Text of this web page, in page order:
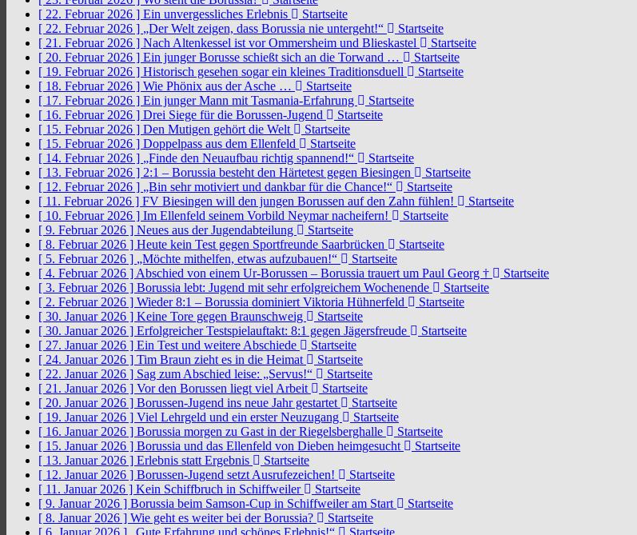
[ 22. Februar 2026 ] Ein unvergessliches Erlebnis
Startseite
[ 22. Februar 2026 ] „Der Welt zeigen, dass Borussia nie untergeht!“
Startseite
[ 21. Februar 2026 ] Nach Altenkessel ist vor Ommersheim und Blieskastel
Startseite
[ 20. Februar 2026 ] Ein junger Borusse schießt sich an die Torwand …
Startseite
[ 19. Februar 2026 ] Historisch gesehen sogar ein kleines Traditionsduell
Startseite
[ 18. Februar 2026 ] Wie Phönix aus der Asche …
Startseite
[ 17. Februar 2026 ] Ein junger Mann mit Tasmania-Erfahrung
Startseite
[ 16. Februar 2026 ] Drei Siege für die Borussen-Jugend
Startseite
[ 15. Februar 2026 ] Den Mutigen gehört die Welt
Startseite
[ 15. Februar 2026 ] Doppelpass aus dem Ellenfeld
Startseite
[ 14. Februar 2026 ] „Finde den Neuaufbau richtig spannend!“
Startseite
[ 13. Februar 2026 ] 2:1 – Borussia besteht den Härtetest gegen Biesingen
Startseite
[ 12. Februar 2026 ] „Bin sehr motiviert und dankbar für die Chance!“
Startseite
[ 11. Februar 2026 ] FV Biesingen will den jungen Borussen auf den Zahn fühlen!
Startseite
[ 10. Februar 2026 ] Im Ellenfeld seinem Vorbild Neymar nacheifern!
Startseite
[ 9. Februar 2026 ] Neues aus der Jugendabteilung
Startseite
[ 8. Februar 2026 ] Heute kein Test gegen Sportfreunde Saarbrücken
Startseite
[ 5. Februar 2026 ] „Möchte mithelfen, etwas aufzubauen!“
Startseite
[ 4. Februar 2026 ] Abschied von einem Ur-Borussen – Borussia trauert um Paul Georg †
Startseite
[ 3. Februar 2026 ] Borussia lebt: Jugend mit sehr erfolgreichem Wochenende
Startseite
[ 2. Februar 2026 ] Wieder 8:1 – Borussia dominiert Viktoria Hühnerfeld
Startseite
[ 30. Januar 2026 ] Keine Tore gegen Braunschweig
Startseite
[ 30. Januar 2026 ] Erfolgreicher Testspielauftakt: 8:1 gegen Jägersfreude
Startseite
[ 27. Januar 2026 ] Ein Test und weitere Abschiede
Startseite
[ 24. Januar 2026 ] Tim Braun zieht es in die Heimat
Startseite
[ 22. Januar 2026 ] Sag zum Abschied leise: „Servus!“
Startseite
[ 21. Januar 2026 ] Vor den Borussen liegt viel Arbeit
Startseite
[ 20. Januar 2026 ] Borussen-Jugend ins neue Jahr gestartet
Startseite
[ 19. Januar 2026 ] Viel Lehrgeld und ein erster Neuzugang
Startseite
[ 16. Januar 2026 ] Borussia morgen zu Gast in der Riegelsberghalle
Startseite
[ 15. Januar 2026 ] Borussia und das Ellenfeld von Dieben heimgesucht
Startseite
[ 13. Januar 2026 ] Erlebnis statt Ergebnis
Startseite
[ 12. Januar 2026 ] Borussen-Jugend setzt Ausrufezeichen!
Startseite
[ 11. Januar 2026 ] Kein Schiffbruch in Schiffweiler
Startseite
[ 9. Januar 2026 ] Borussia beim Samson-Cup in Schiffweiler am Start
Startseite
[ 8. Januar 2026 ] Wie geht es weiter bei der Borussia?
Startseite
[ 6. Januar 2026 ]
„Gute Erfahrung und schönes Erlebnis!“ Startseite